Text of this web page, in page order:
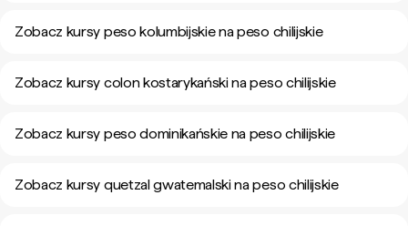
Zobacz kursy peso kolumbijskie na peso chilijskie
Zobacz kursy colon kostarykański na peso chilijskie
Zobacz kursy peso dominikańskie na peso chilijskie
Zobacz kursy quetzal gwatemalski na peso chilijskie